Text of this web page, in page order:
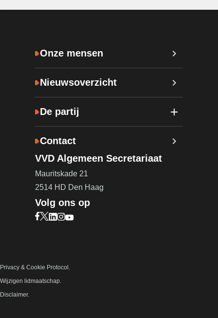
Onze mensen
Nieuwsoverzicht
De partij
Contact
VVD Algemeen Secretariaat
Mauritskade 21
2514 HD Den Haag
Volg ons op
Bezoek onze Facebook pagina (opent in nieuw
Bezoek onze X pagina (opent in nieuw tabblad)
Bezoek onze LinkedIn pagina (opent in nieuw
Bezoek onze Instagram pagina (opent in
Bezoek onze YouTube pagina (opent in
Privacy & Cookie Protocol.
Wijzigen lidmaatschap.
Disclaimer.